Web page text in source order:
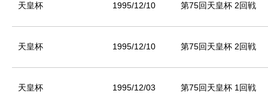
天皇杯 1995/12/10 第75回天皇杯 2回戦
天皇杯 1995/12/10 第75回天皇杯 2回戦
天皇杯 1995/12/03 第75回天皇杯 1回戦